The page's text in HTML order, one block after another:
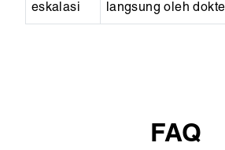
eskalasi
langsung oleh
FAQ